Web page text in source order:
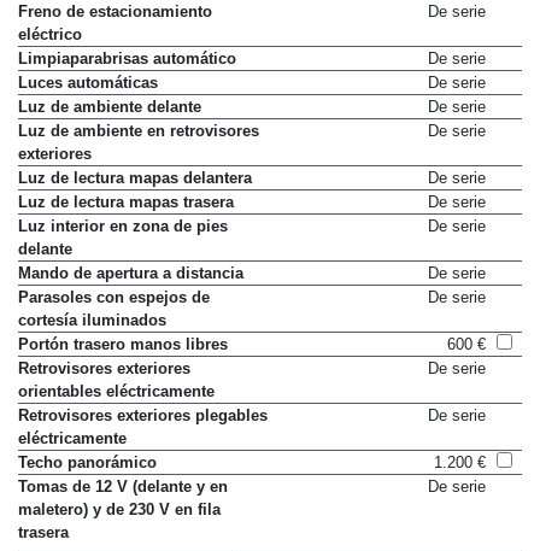
Freno de estacionamiento
eléctrico
De serie
Limpiaparabrisas automático
De serie
Luces automáticas
De serie
Luz de ambiente delante
De serie
Luz de ambiente en retrovisores
exteriores
De serie
Luz de lectura mapas delantera
De serie
Luz de lectura mapas trasera
De serie
Luz interior en zona de pies
delante
De serie
Mando de apertura a distancia
De serie
Parasoles con espejos de
cortesía iluminados
De serie
Portón trasero manos libres
600 €
Retrovisores exteriores
orientables eléctricamente
De serie
Retrovisores exteriores plegables
eléctricamente
De serie
Techo panorámico
1.200 €
Tomas de 12 V (delante y en
maletero) y de 230 V en fila
trasera
De serie